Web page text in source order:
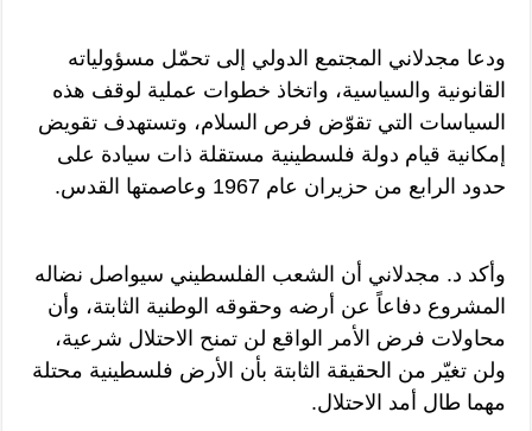
ودعا مجدلاني المجتمع الدولي إلى تحمّل مسؤولياته
القانونية والسياسية، واتخاذ خطوات عملية لوقف هذه
السياسات التي تقوّض فرص السلام، وتستهدف تقويض
إمكانية قيام دولة فلسطينية مستقلة ذات سيادة على
حدود الرابع من حزيران عام 1967 وعاصمتها القدس.
وأكد د. مجدلاني أن الشعب الفلسطيني سيواصل نضاله
المشروع دفاعاً عن أرضه وحقوقه الوطنية الثابتة، وأن
محاولات فرض الأمر الواقع لن تمنح الاحتلال شرعية،
ولن تغيّر من الحقيقة الثابتة بأن الأرض فلسطينية محتلة
مهما طال أمد الاحتلال.